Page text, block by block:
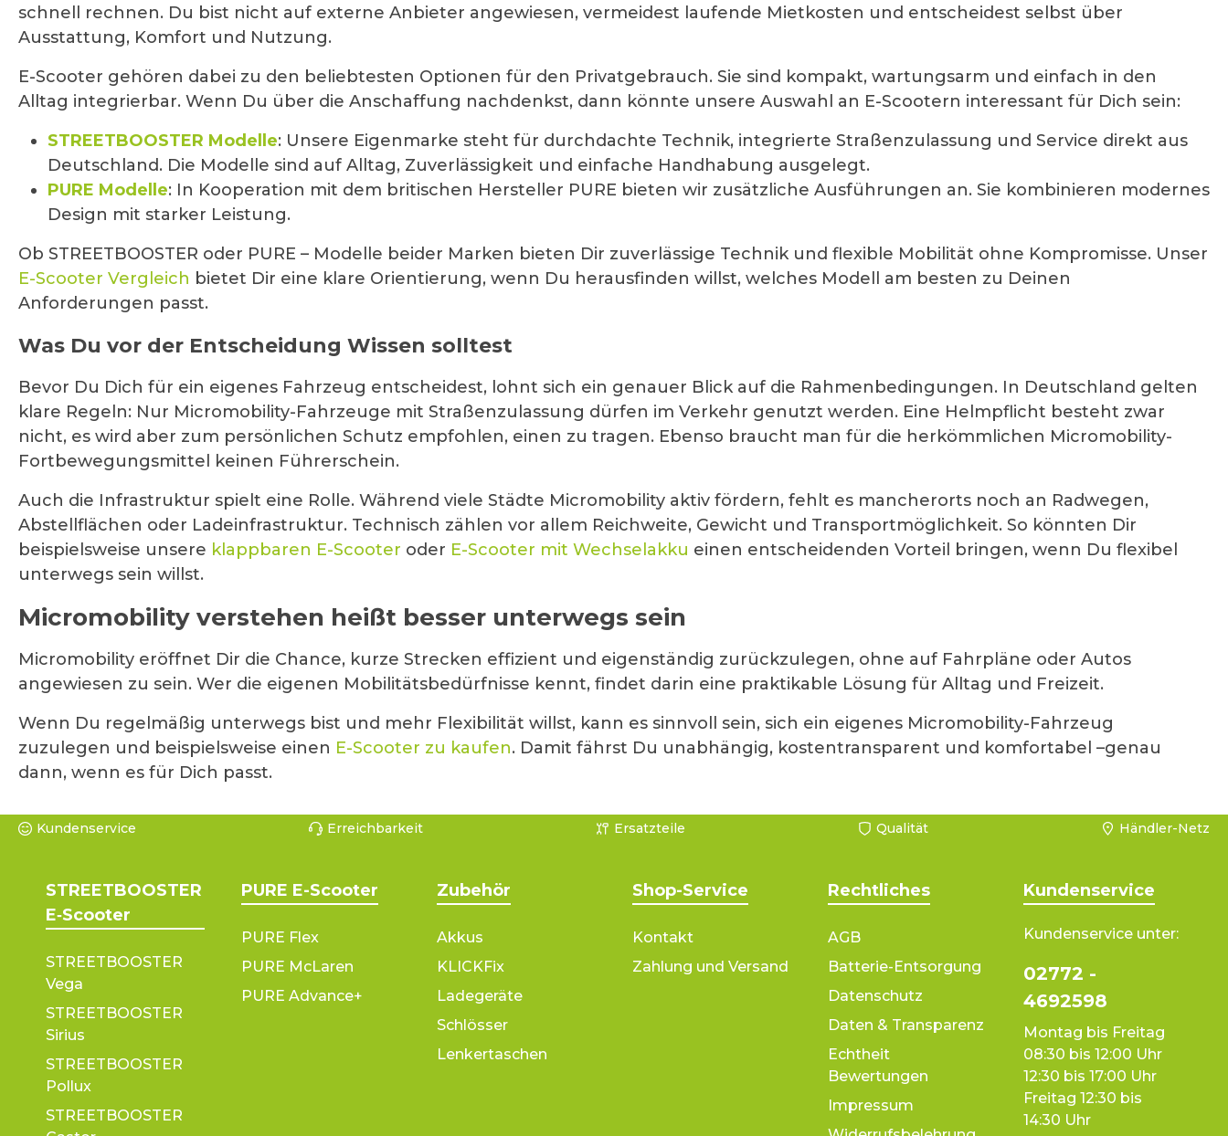
schnell rechnen. Du bist nicht auf externe Anbieter angewiesen, vermeidest laufende Mietkosten und entscheidest selbst über
Ausstattung, Komfort und Nutzung.
E-Scooter gehören dabei zu den beliebtesten Optionen für den Privatgebrauch. Sie sind kompakt, wartungsarm und einfach in den
Alltag integrierbar. Wenn Du über die Anschaffung nachdenkst, dann könnte unsere Auswahl an E-Scootern interessant für Dich sein:
STREETBOOSTER Modelle: Unsere Eigenmarke steht für durchdachte Technik, integrierte Straßenzulassung und Service direkt aus
Deutschland. Die Modelle sind auf Alltag, Zuverlässigkeit und einfache Handhabung ausgelegt.
PURE Modelle: In Kooperation mit dem britischen Hersteller PURE bieten wir zusätzliche Ausführungen an. Sie kombinieren modernes
Design mit starker Leistung.
Ob STREETBOOSTER oder PURE – Modelle beider Marken bieten Dir zuverlässige Technik und flexible Mobilität ohne Kompromisse. Unser
E-Scooter Vergleich bietet Dir eine klare Orientierung, wenn Du herausfinden willst, welches Modell am besten zu Deinen
Anforderungen passt.
Was Du vor der Entscheidung Wissen solltest
Bevor Du Dich für ein eigenes Fahrzeug entscheidest, lohnt sich ein genauer Blick auf die Rahmenbedingungen. In Deutschland gelten
klare Regeln: Nur Micromobility-Fahrzeuge mit Straßenzulassung dürfen im Verkehr genutzt werden. Eine Helmpflicht besteht zwar
nicht, es wird aber zum persönlichen Schutz empfohlen, einen zu tragen. Ebenso braucht man für die herkömmlichen Micromobility-
Fortbewegungsmittel keinen Führerschein.
Auch die Infrastruktur spielt eine Rolle. Während viele Städte Micromobility aktiv fördern, fehlt es mancherorts noch an Radwegen,
Abstellflächen oder Ladeinfrastruktur. Technisch zählen vor allem Reichweite, Gewicht und Transportmöglichkeit. So könnten Dir
beispielsweise unsere klappbaren E-Scooter oder E-Scooter mit Wechselakku einen entscheidenden Vorteil bringen, wenn Du flexibel
unterwegs sein willst.
Micromobility verstehen heißt besser unterwegs sein
Micromobility eröffnet Dir die Chance, kurze Strecken effizient und eigenständig zurückzulegen, ohne auf Fahrpläne oder Autos
angewiesen zu sein. Wer die eigenen Mobilitätsbedürfnisse kennt, findet darin eine praktikable Lösung für Alltag und Freizeit.
Wenn Du regelmäßig unterwegs bist und mehr Flexibilität willst, kann es sinnvoll sein, sich ein eigenes Micromobility-Fahrzeug
zuzulegen und beispielsweise einen E-Scooter zu kaufen. Damit fährst Du unabhängig, kostentransparent und komfortabel –genau
dann, wenn es für Dich passt.
Kundenservice Erreichbarkeit Ersatzteile Qualität Händler-Netz
STREETBOOSTER
E‑Scooter
STREETBOOSTER
Vega
STREETBOOSTER
Sirius
STREETBOOSTER
Pollux
STREETBOOSTER
PURE E-Scooter
PURE Flex
PURE McLaren
PURE Advance+
Zubehör
Akkus
KLICKFix
Ladegeräte
Schlösser
Lenkertaschen
Shop-Service
Kontakt
Zahlung und Versand
Rechtliches
AGB
Batterie-Entsorgung
Datenschutz
Daten & Transparenz
Echtheit
Bewertungen
Impressum
Kundenservice
Kundenservice unter:
02772 -
4692598
Montag bis Freitag
08:30 bis 12:00 Uhr
12:30 bis 17:00 Uhr
Freitag 12:30 bis
14:30 Uhr